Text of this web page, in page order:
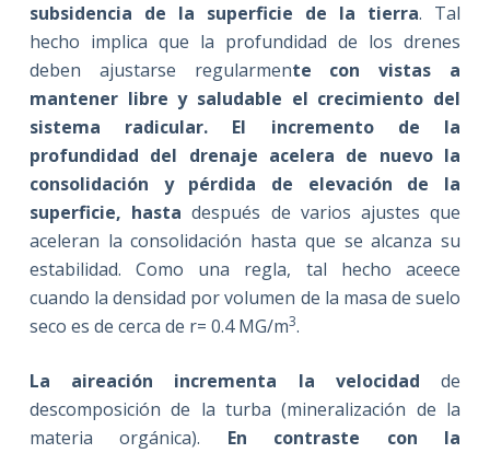
subsidencia de la superficie de la tierra. Tal
hecho implica que la profundidad de los drenes
deben ajustarse regularmente con vistas a
mantener libre y saludable el crecimiento del
sistema radicular. El incremento de la
profundidad del drenaje acelera de nuevo la
consolidación y pérdida de elevación de la
superficie, hasta después de varios ajustes que
aceleran la consolidación hasta que se alcanza su
estabilidad. Como una regla, tal hecho aceece
cuando la densidad por volumen de la masa de suelo
seco es de cerca de r= 0.4 MG/m3.
La aireación incrementa la velocidad de
descomposición de la turba (mineralización de la
materia orgánica). En contraste con la